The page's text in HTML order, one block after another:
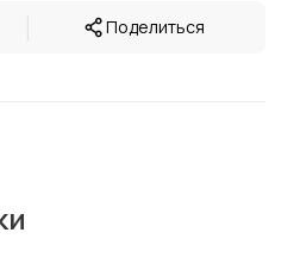
| Поделиться